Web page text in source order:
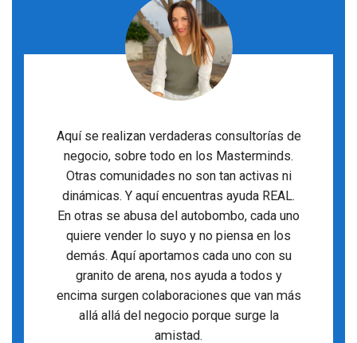
Aquí se realizan verdaderas consultorías de
negocio, sobre todo en los Masterminds.
Otras comunidades no son tan activas ni
dinámicas. Y aquí encuentras ayuda REAL.
En otras se abusa del autobombo, cada uno
quiere vender lo suyo y no piensa en los
demás. Aquí aportamos cada uno con su
granito de arena, nos ayuda a todos y
encima surgen colaboraciones que van más
allá allá del negocio porque surge la
amistad.